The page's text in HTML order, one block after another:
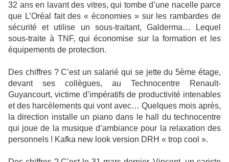
32 ans en lavant des vitres, qui tombe d’une nacelle parce
que L’Oréal fait des « économies » sur les rambardes de
sécurité et utilise un sous-traitant, Galderma… Lequel
sous-traite à TNF, qui économise sur la formation et les
équipements de protection.
Des chiffres ? C’est un salarié qui se jette du 5ème étage,
devant ses collègues, au Technocentre Renault-
Guyancourt, victime d’impératifs de productivité intenables
et des harcèlements qui vont avec… Quelques mois après,
la direction installe un piano dans le hall du technocentre
qui joue de la musique d’ambiance pour la relaxation des
personnels ! Kafka new look version DRH « trop cool ».